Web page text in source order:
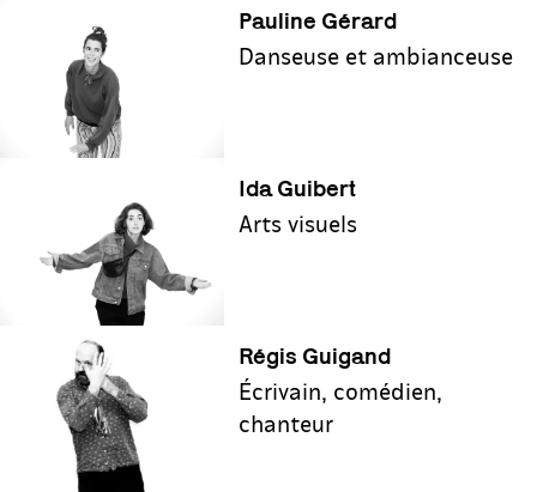
P‌auline Gérard
Danseuse et ambianceuse
Ida Guibert
Arts visuels
Régis Guigand
Écrivain, comédien,
chanteur